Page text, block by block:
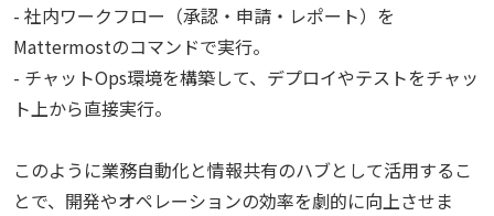
- 社内ワークフロー（承認・申請・レポート）を
Mattermostのコマンドで実行。
- チャットOps環境を構築して、デプロイやテストをチャッ
ト上から直接実行。
このように業務自動化と情報共有のハブとして活用するこ
とで、開発やオペレーションの効率を劇的に向上させま